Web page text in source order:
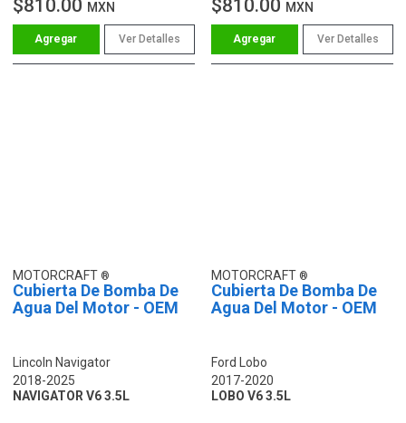
$810.00 MXN
Ver Detalles
$810.00 MXN
Ver Detalles
MOTORCRAFT
Cubierta De Bomba De
Agua Del Motor - OEM
Lincoln Navigator
2018-2025
NAVIGATOR V6 3.5L
MOTORCRAFT
Cubierta De Bomba De
Agua Del Motor - OEM
Ford Lobo
2017-2020
LOBO V6 3.5L